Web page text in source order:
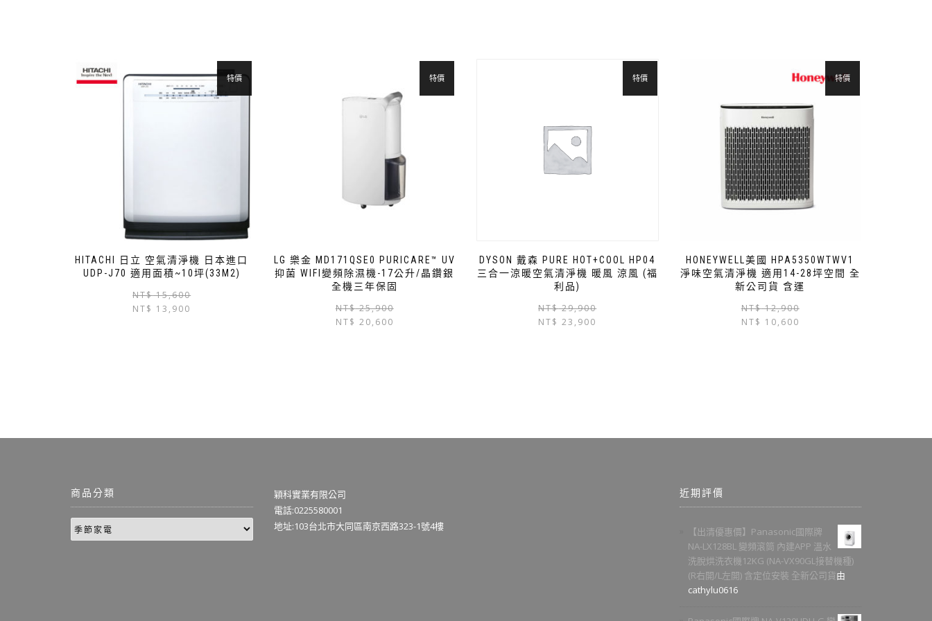
HITACHI 日立 空氣清淨機 日本進口
UDP-J70 適用面積~10坪(33M2)
特價
NT$15,600
NT$ 13,900
LG 樂金 MD171QSE0 PURICARE™ UV
抑菌 WIFI變頻除濕機-17公升/晶鑽銀
全機三年保固
特價
NT$25,900
NT$ 20,600
DYSON 戴森 PURE HOT+COOL HP04
三合一涼暖空氣清淨機 暖風 涼風 (福
利品)
特價
NT$29,900
NT$ 23,900
HONEYWELL美國 HPA5350WTWV1
淨味空氣清淨機 適用14-28坪空間 全
新公司貨 含運
特價
NT$12,900
NT$ 10,600
商品分類
穎科實業有限公司
電話:0225580001
地址:103台北市大同區南京西路323-1號4樓
近期評價
【出清優惠價】Panasonic國際牌
NA-LX128BL 變頻滾筒 內建APP 溫水
洗脫烘洗衣機12KG (NA-VX90GL接替機種)
(R右開/L左開) 含定位安裝 全新公司貨由
cathylu0616